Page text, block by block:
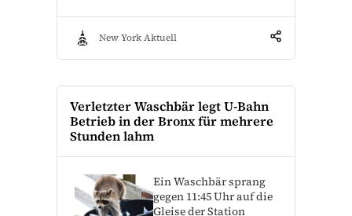
New York Aktuell
Verletzter Waschbär legt U-Bahn
Betrieb in der Bronx für mehrere
Stunden lahm
Ein Waschbär sprang
gegen 11:45 Uhr auf die
Gleise der Station